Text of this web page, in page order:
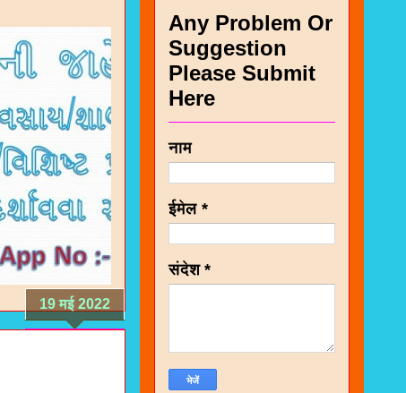
19 मई 2022
Any Problem Or
Suggestion
Please Submit
Here
नाम
ईमेल *
संदेश *